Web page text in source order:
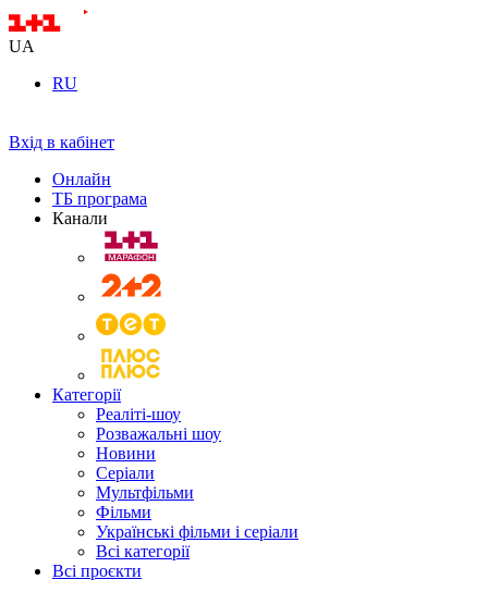
UA
RU
Вхід в кабінет
Онлайн
ТБ програма
Канали
Категорії
Реаліті-шоу
Розважальні шоу
Новини
Серіали
Мультфільми
Фільми
Українські фільми і серіали
Всі категорії
Всі проєкти